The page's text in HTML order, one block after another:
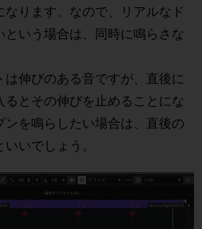
なります。なので、リアルなド
いう場合は、同時に鳴らさな
伸びのある音ですが、直後に
とその伸びを止めることにな
を鳴らしたい場合は、直後の
いでしょう。